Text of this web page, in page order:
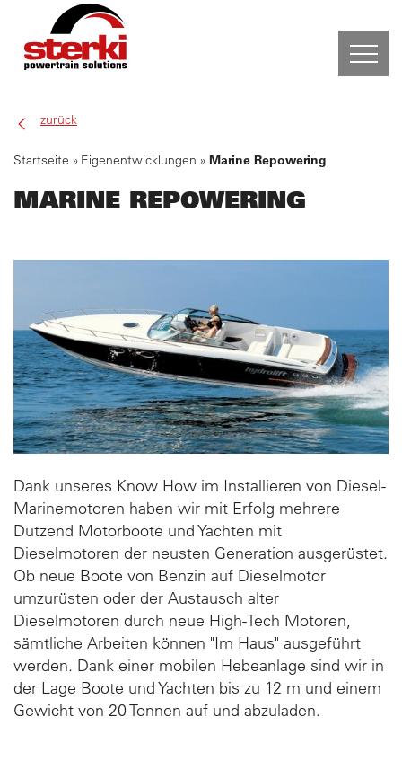
EIGENENTWICKLUNGEN
FAHRZEUGUMBAUTEN
HYDDRAULIKAGGREGATE
MARINE REPOWERING
WENDESYSTEM
SERVICES
ÜBER UNS
KONTAKT
News und Messen
Jobs
Downloads
zurück
Startseite Eigenentwicklungen Marine Repowering
MARINE REPOWERING
Dank unseres Know How im Installieren von Diesel-
Marinemotoren haben wir mit Erfolg mehrere
Dutzend Motorboote und Yachten mit
Dieselmotoren der neusten Generation ausgerüstet.
Ob neue Boote von Benzin auf Dieselmotor
umzurüsten oder der Austausch alter
Dieselmotoren durch neue High-Tech Motoren,
sämtliche Arbeiten können "Im Haus" ausgeführt
werden. Dank einer mobilen Hebeanlage sind wir in
der Lage Boote und Yachten bis zu 12 m und einem
Gewicht von 20 Tonnen auf und abzuladen.